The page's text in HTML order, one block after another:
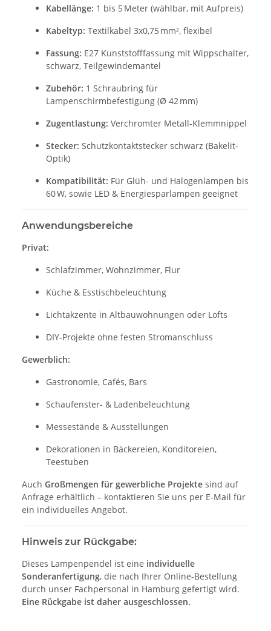
Kabellänge: 1 bis 5 Meter (wählbar, mit Aufpreis)
Kabeltyp: Textilkabel 3x0,75 mm², flexibel
Fassung: E27 Kunststofffassung mit Wippschalter,
schwarz, Teilgewindemantel
Zubehör: 1 Schraubring für
Lampenschirmbefestigung (Ø 42 mm)
Zugentlastung: Verchromter Metall-Klemmnippel
Stecker: Schutzkontaktstecker schwarz (Bakelit-
Optik)
Kompatibilität: Für Glüh- und Halogenlampen bis
60 W, sowie LED & Energiesparlampen geeignet
Anwendungsbereiche
Privat:
Schlafzimmer, Wohnzimmer, Flur
Küche & Esstischbeleuchtung
Lichtakzente in Altbauwohnungen oder Lofts
DIY-Projekte ohne festen Stromanschluss
Gewerblich:
Gastronomie, Cafés, Bars
Schaufenster- & Ladenbeleuchtung
Messestände & Ausstellungen
Dekorationen in Bäckereien, Konditoreien,
Teestuben
Auch Großmengen für gewerbliche Projekte sind auf
Anfrage erhältlich – kontaktieren Sie uns per E-Mail für
ein individuelles Angebot.
Hinweis zur Rückgabe:
Dieses Lampenpendel ist eine individuelle
Sonderanfertigung, die nach Ihrer Online-Bestellung
durch unser Fachpersonal in Hamburg gefertigt wird.
Eine Rückgabe ist daher ausgeschlossen.